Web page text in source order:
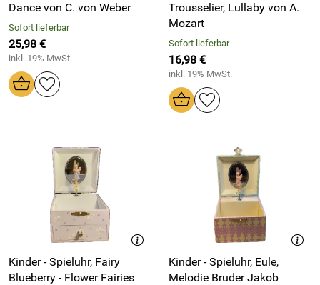
Dance von C. von Weber
Sofort lieferbar
25,98 €
inkl. 19% MwSt.
Trousselier, Lullaby von A.
Mozart
Sofort lieferbar
16,98 €
inkl. 19% MwSt.
Kinder - Spieluhr, Fairy
Blueberry - Flower Fairies
Kinder - Spieluhr, Eule,
Melodie Bruder Jakob